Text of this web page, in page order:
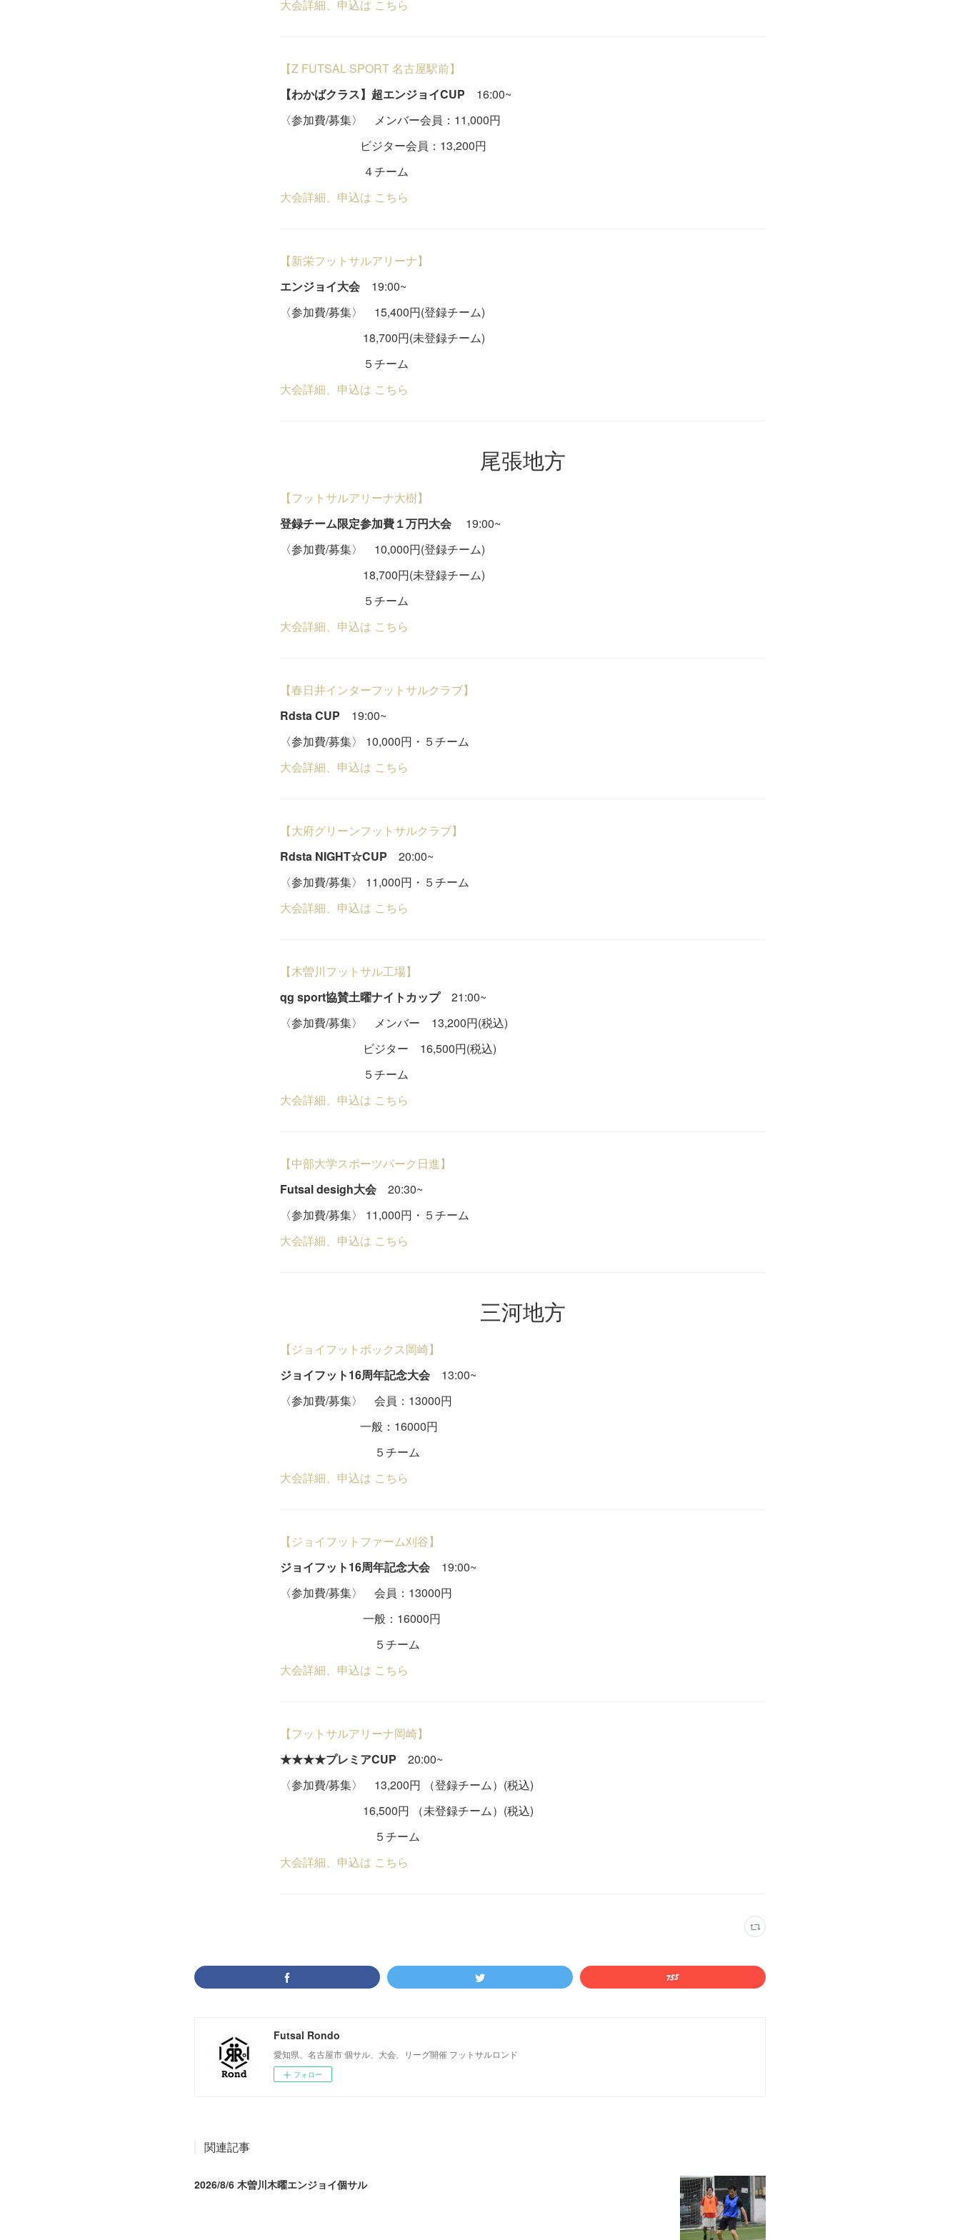
大会詳細、申込は こちら
【Z FUTSAL SPORT 名古屋駅前】
【わかばクラス】超エンジョイCUP 16:00~
〈参加費/募集〉 メンバー会員：11,000円
ビジター会員：13,200円
４チーム
大会詳細、申込は こちら
【新栄フットサルアリーナ】
エンジョイ大会 19:00~
〈参加費/募集〉 15,400円(登録チーム)
18,700円(未登録チーム)
５チーム
大会詳細、申込は こちら
尾張地方
【フットサルアリーナ大樹】
登録チーム限定参加費１万円大会 19:00~
〈参加費/募集〉 10,000円(登録チーム)
18,700円(未登録チーム)
５チーム
大会詳細、申込は こちら
【春日井インターフットサルクラブ】
Rdsta CUP 19:00~
〈参加費/募集〉 10,000円・５チーム
大会詳細、申込は こちら
【大府グリーンフットサルクラブ】
Rdsta NIGHT☆CUP 20:00~
〈参加費/募集〉 11,000円・５チーム
大会詳細、申込は こちら
【木曽川フットサル工場】
qg sport協賛土曜ナイトカップ21:00~
〈参加費/募集〉 メンバー 13,200円(税込)
ビジター 16,500円(税込)
５チーム
大会詳細、申込は こちら
【中部大学スポーツパーク日進】
Futsal desigh大会 20:30~
〈参加費/募集〉 11,000円・５チーム
大会詳細、申込は こちら
三河地方
【ジョイフットボックス岡崎】
ジョイフット16周年記念大会 13:00~
〈参加費/募集〉 会員：13000円
一般：16000円
５チーム
大会詳細、申込は こちら
【ジョイフットファーム刈谷】
ジョイフット16周年記念大会 19:00~
〈参加費/募集〉 会員：13000円
一般：16000円
５チーム
大会詳細、申込は こちら
【フットサルアリーナ岡崎】
★★★★プレミアCUP 20:00~
〈参加費/募集〉 13,200円 （登録チーム）(税込)
16,500円 （未登録チーム）(税込)
５チーム
大会詳細、申込は こちら
Futsal Rondo
愛知県、名古屋市 個サル、大会、リーグ開催 フットサルロンド
フォロー
関連記事
2026/8/6 木曽川木曜エンジョイ個サル